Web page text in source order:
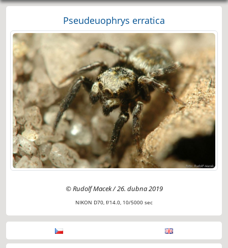
Pseudeuophrys erratica
© Rudolf Macek / 26. dubna 2019
NIKON D70, f/14.0, 10/5000 sec